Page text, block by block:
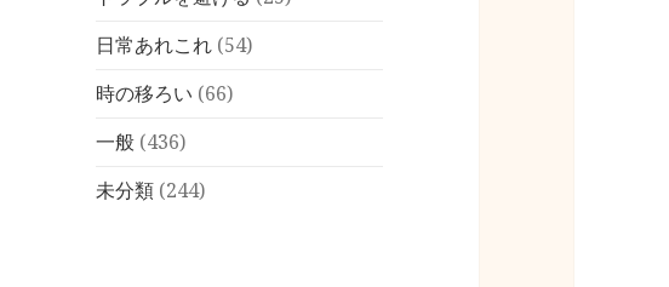
日常あれこれ (54)
時の移ろい (66)
一般 (436)
未分類 (244)